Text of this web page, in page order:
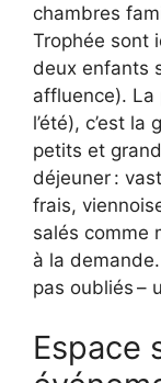
chambres
Trophée sont
deux enfants
affluence). La
l’été), c’est
petits et
déjeuner :
frais,
salés comme
à la
pas oubliés –
Espace